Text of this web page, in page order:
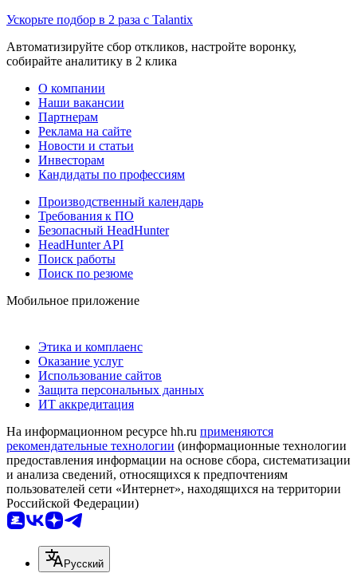
Ускорьте подбор в 2 раза с Talantix
Автоматизируйте сбор откликов, настройте воронку,
собирайте аналитику в 2 клика
О компании
Наши вакансии
Партнерам
Реклама на сайте
Новости и статьи
Инвесторам
Кандидаты по профессиям
Производственный календарь
Требования к ПО
Безопасный HeadHunter
HeadHunter API
Поиск работы
Поиск по резюме
Мобильное приложение
Этика и комплаенс
Оказание услуг
Использование сайтов
Защита персональных данных
ИТ аккредитация
На информационном ресурсе hh.ru применяются
рекомендательные технологии (информационные технологии
предоставления информации на основе сбора, систематизации
и анализа сведений, относящихся к предпочтениям
пользователей сети «Интернет», находящихся на территории
Российской Федерации)
Русский